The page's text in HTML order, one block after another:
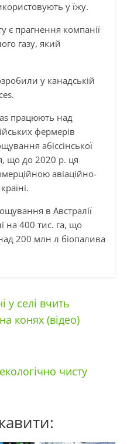
у їжу.
є прагнення компанії
газу, який
у канадській
працюють над
фермерів
абіссінської
що до 2020 р. ця
авіаційно-
в Австралії
на 400 тис. га, що
200 млн л біопалива
у селі вчить
конях (відео)
чисту